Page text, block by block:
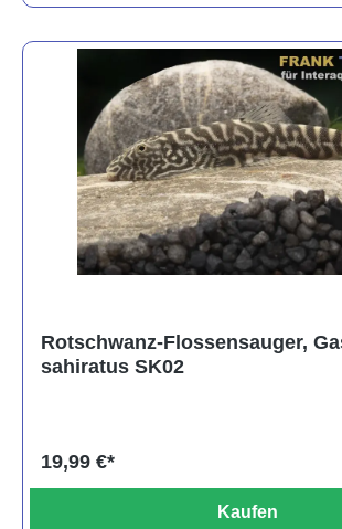
Rotschwanz-Flossensauger,
sahiratus SK02
19,99 €*
Kaufen